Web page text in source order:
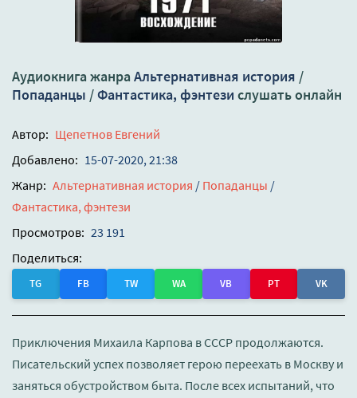
Аудиокнига жанра Альтернативная история /
Попаданцы /Фантастика, фэнтези слушать онлайн
Автор: Щепетнов Евгений
Добавлено: 15-07-2020, 21:38
Жанр: Альтернативная история / Попаданцы /
Фантастика, фэнтези
Просмотров: 23 191
Поделиться:
TG FB TW WA VB PT VK
Приключения Михаила Карпова в СССР продолжаются.
Писательский успех позволяет герою переехать в Москву и
заняться обустройством быта. После всех испытаний, что